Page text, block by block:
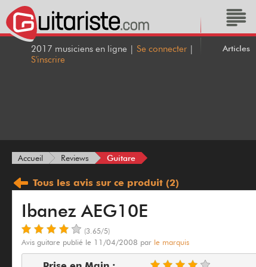
2017 musiciens en ligne | Se connecter |
S'inscrire
Articles
Accueil Reviews Guitare
Tous les avis sur ce produit (2)
Ibanez AEG10E
(3.65/5)
Avis guitare publié le 11/04/2008 par le marquis